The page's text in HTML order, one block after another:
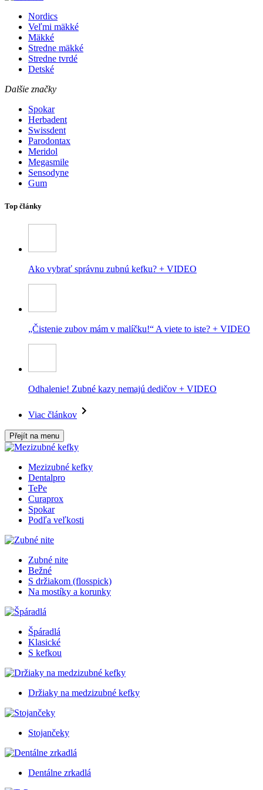
Nordics
Veľmi mäkké
Mäkké
Stredne mäkké
Stredne tvrdé
Detské
Dalšie značky
Spokar
Herbadent
Swissdent
Parodontax
Meridol
Megasmile
Sensodyne
Gum
Top články
Ako vybrať správnu zubnú kefku? + VIDEO
„Čistenie zubov mám v malíčku!“ A viete to iste? + VIDEO
Odhalenie! Zubné kazy nemajú dedičov + VIDEO
Viac článkov
Přejít na menu
Mezizubné kefky
Dentalpro
TePe
Curaprox
Spokar
Podľa veľkosti
Zubné nite
Bežné
S držiakom (flosspick)
Na mostíky a korunky
Špáradlá
Klasické
S kefkou
Držiaky na medzizubné kefky
Stojančeky
Dentálne zrkadlá